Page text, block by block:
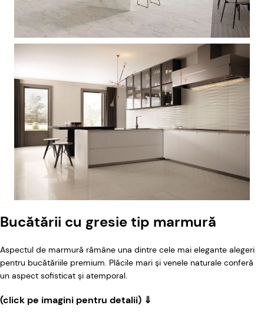
Bucătării cu gresie tip marmură
Aspectul de marmură rămâne una dintre cele mai elegante alegeri
pentru bucătăriile premium. Plăcile mari și venele naturale conferă
un aspect sofisticat și atemporal.
(click pe imagini pentru detalii) ⇓